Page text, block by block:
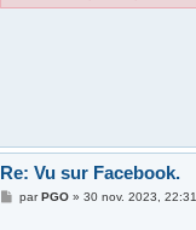
Re: Vu sur Facebook.
MparPGO »30 nov. 2023, 22:31